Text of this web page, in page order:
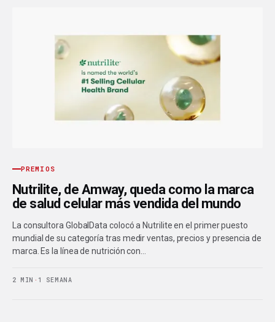
PREMIOS
Nutrilite, de Amway, queda como la marca
de salud celular más vendida del mundo
La consultora GlobalData colocó a Nutrilite en el primer puesto
mundial de su categoría tras medir ventas, precios y presencia de
marca. Es la línea de nutrición con…
2 MIN · 1 SEMANA